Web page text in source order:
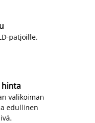
patjoille.
hinta
valikoiman
edullinen